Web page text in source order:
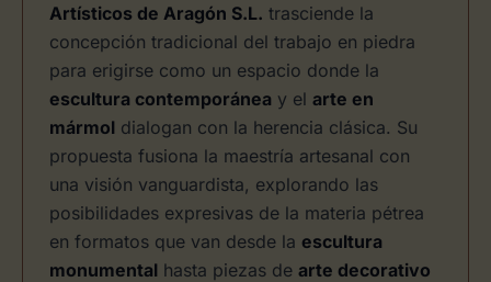
Artísticos de Aragón S.L. trasciende la
concepción tradicional del trabajo en piedra
para erigirse como un espacio donde la
escultura contemporánea y el arte en
mármol dialogan con la herencia clásica. Su
propuesta fusiona la maestría artesanal con
una visión vanguardista, explorando las
posibilidades expresivas de la materia pétrea
en formatos que van desde la escultura
monumental hasta piezas de arte decorativo